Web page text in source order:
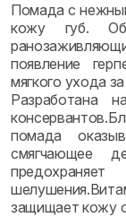
Помада с
кожу губ.
появление
мягкого ухода
Разработана
помада
смягчающее
защищает кожу